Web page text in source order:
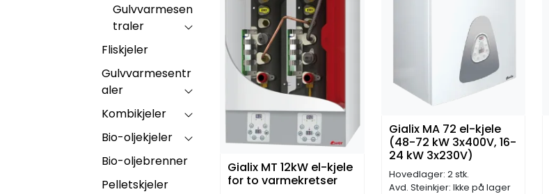
Gulvvarmesen
traler
Fliskjeler
Gulvvarmesentr
aler
Kombikjeler
Bio-oljekjeler
Bio-oljebrenner
Pelletskjeler
Gialix MT 12kW el-kjele
for to varmekretser
Gialix MA 72 el-kjele
(48-72 kW 3x400V, 16-
24 kW 3x230V)
Hovedlager: 2 stk.
Avd. Steinkjer: Ikke på lager